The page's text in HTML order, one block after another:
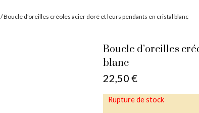
/ Boucle d’oreilles créoles acier doré et leurs pendants en cristal blanc
Boucle d’oreilles
blanc
22,50 €
Rupture de stock